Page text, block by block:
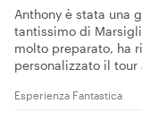
Anthony è stata una
tantissimo di
molto preparato, ha
personalizzato il
Esperienza Fantastica